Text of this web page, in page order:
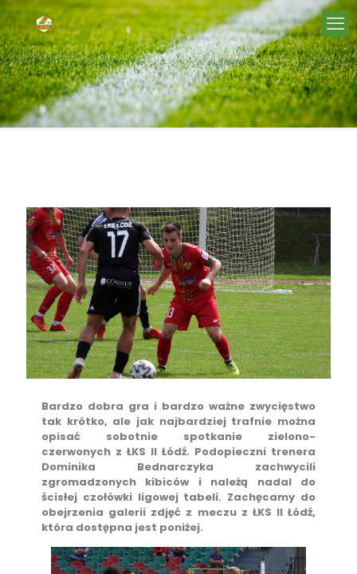
Bardzo dobra gra i bardzo ważne zwycięstwo
tak krótko, ale jak najbardziej trafnie można
opisać sobotnie spotkanie zielono-
czerwonych z ŁKS II Łódź. Podopieczni trenera
Dominika Bednarczyka zachwycili
zgromadzonych kibiców i należą nadal do
ścisłej czołówki ligowej tabeli. Zachęcamy do
obejrzenia galerii zdjęć z meczu z ŁKS II Łódź,
która dostępna jest poniżej.